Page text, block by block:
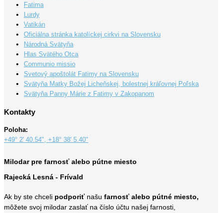
Fatima
Lurdy
Vatikán
Oficiálna stránka katolíckej cirkvi na Slovensku
Národná Svätyňa
Hlas Svätého Otca
Communio missio
Svetový apoštolát Fatimy na Slovensku
Svätyňa Matky Božej Licheňskej, bolestnej kráľovnej Poľska
Svätyňa Panny Márie z Fatimy v Zakopanom
Kontakty
Poloha:
+49° 2' 40.54", +18° 38' 5.40"
Milodar pre farnosť alebo pútne miesto
Rajecká Lesná - Frívald
Ak by ste chceli podporiť našu farnosť alebo pútné miesto,
môžete svoj milodar zaslať na číslo účtu našej farnosti,